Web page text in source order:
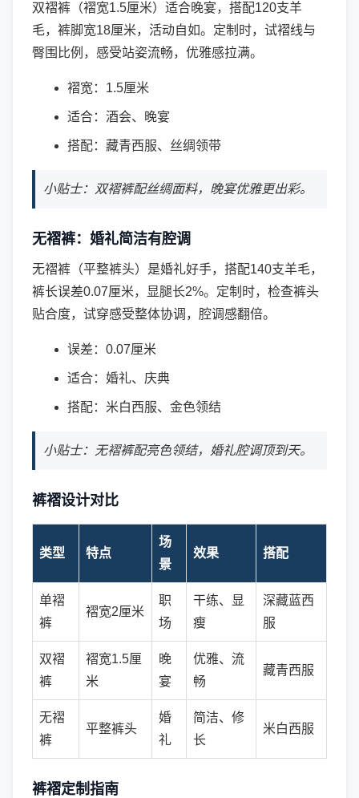
双褶裤（褶宽1.5厘米）适合晚宴，搭配120支羊
毛，裤脚宽18厘米，活动自如。定制时，试褶线与
臀围比例，感受站姿流畅，优雅感拉满。
褶宽：1.5厘米
适合：酒会、晚宴
搭配：藏青西服、丝绸领带
小贴士：双褶裤配丝绸面料，晚宴优雅更出彩。
无褶裤：婚礼简洁有腔调
无褶裤（平整裤头）是婚礼好手，搭配140支羊毛，
裤长误差0.07厘米，显腿长2%。定制时，检查裤头
贴合度，试穿感受整体协调，腔调感翻倍。
误差：0.07厘米
适合：婚礼、庆典
搭配：米白西服、金色领结
小贴士：无褶裤配亮色领结，婚礼腔调顶到天。
裤褶设计对比
类型 特点
场
景
效果 搭配
单褶
裤
褶宽2厘米
职
场
干练、显
瘦
深藏蓝西
服
双褶
裤
褶宽1.5厘
米
晚
宴
优雅、流
畅
藏青西服
无褶
裤
平整裤头
婚
礼
简洁、修
长
米白西服
裤褶定制指南